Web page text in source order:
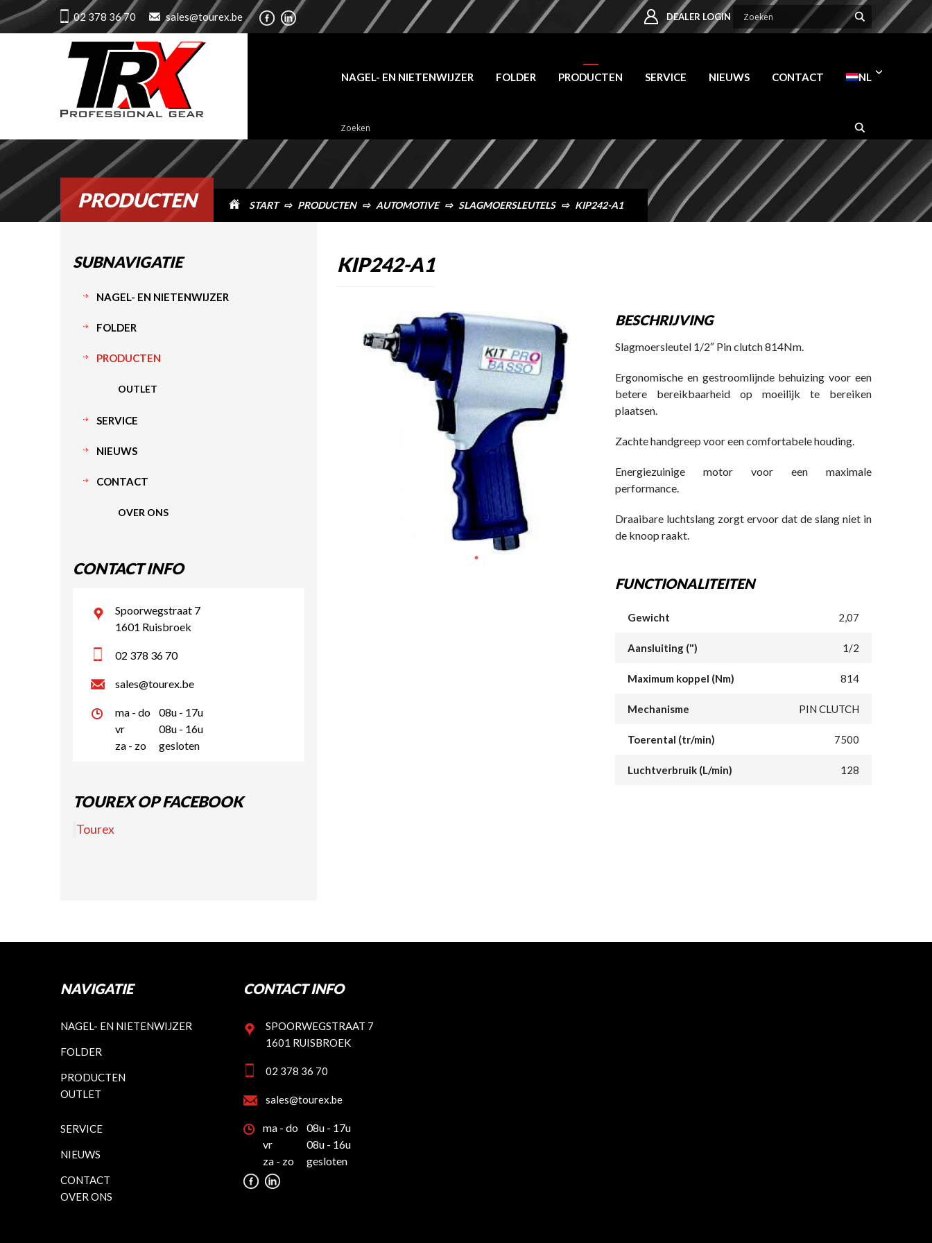
PRODUCTEN START ⇨ PRODUCTEN ⇨ AUTOMOTIVE ⇨ SLAGMOERSLEUTELS ⇨ KIP242-A1
02 378 36 70 sales@tourex.be DEALER LOGIN
NAGEL- EN NIETENWIJZER FOLDER PRODUCTEN SERVICE NIEUWS CONTACT NL
KIP242-A1
BESCHRIJVING
Slagmoersleutel 1/2″ Pin clutch 814Nm.
Ergonomische en gestroomlijnde behuizing voor een
betere bereikbaarheid op moeilijk te bereiken
plaatsen.
Zachte handgreep voor een comfortabele houding.
Energiezuinige motor voor een maximale
performance.
Draaibare luchtslang zorgt ervoor dat de slang niet in
de knoop raakt.
FUNCTIONALITEITEN
Gewicht 2,07
Aansluiting (") 1/2
Maximum koppel (Nm) 814
Mechanisme PIN CLUTCH
Toerental (tr/min) 7500
Luchtverbruik (L/min) 128
SUBNAVIGATIE
NAGEL- EN NIETENWIJZER
FOLDER
PRODUCTEN
OUTLET
SERVICE
NIEUWS
CONTACT
OVER ONS
CONTACT INFO
Spoorwegstraat 7
1601 Ruisbroek
02 378 36 70
sales@tourex.be
ma - do
08u - 17u
vr
08u - 16u
za - zo
gesloten
TOUREX OP FACEBOOK
Tourex
NAVIGATIE
NAGEL- EN NIETENWIJZER
FOLDER
PRODUCTEN
OUTLET
SERVICE
NIEUWS
CONTACT
OVER ONS
CONTACT INFO
SPOORWEGSTRAAT 7
1601 RUISBROEK
02 378 36 70
sales@tourex.be
ma - do
08u - 17u
vr
08u - 16u
za - zo
gesloten